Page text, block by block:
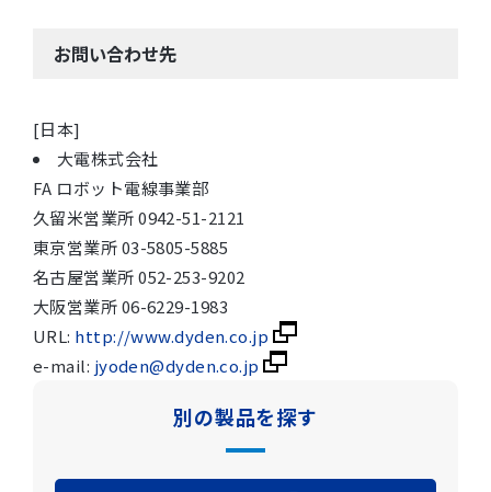
お問い合わせ先
[日本]
大電株式会社
FA ロボット電線事業部
久留米営業所 0942-51-2121
東京営業所 03-5805-5885
名古屋営業所 052-253-9202
大阪営業所 06-6229-1983
URL: http://www.dyden.co.jp
e-mail: jyoden@dyden.co.jp
別の製品を探す